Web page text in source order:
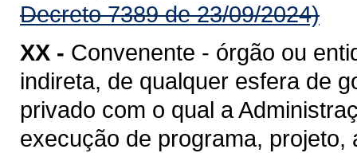
Decreto 7389 de 23/09/2024)
XX - Convenente - órgão ou
indireta, de qualquer esfera de
privado com o qual a
execução de programa,